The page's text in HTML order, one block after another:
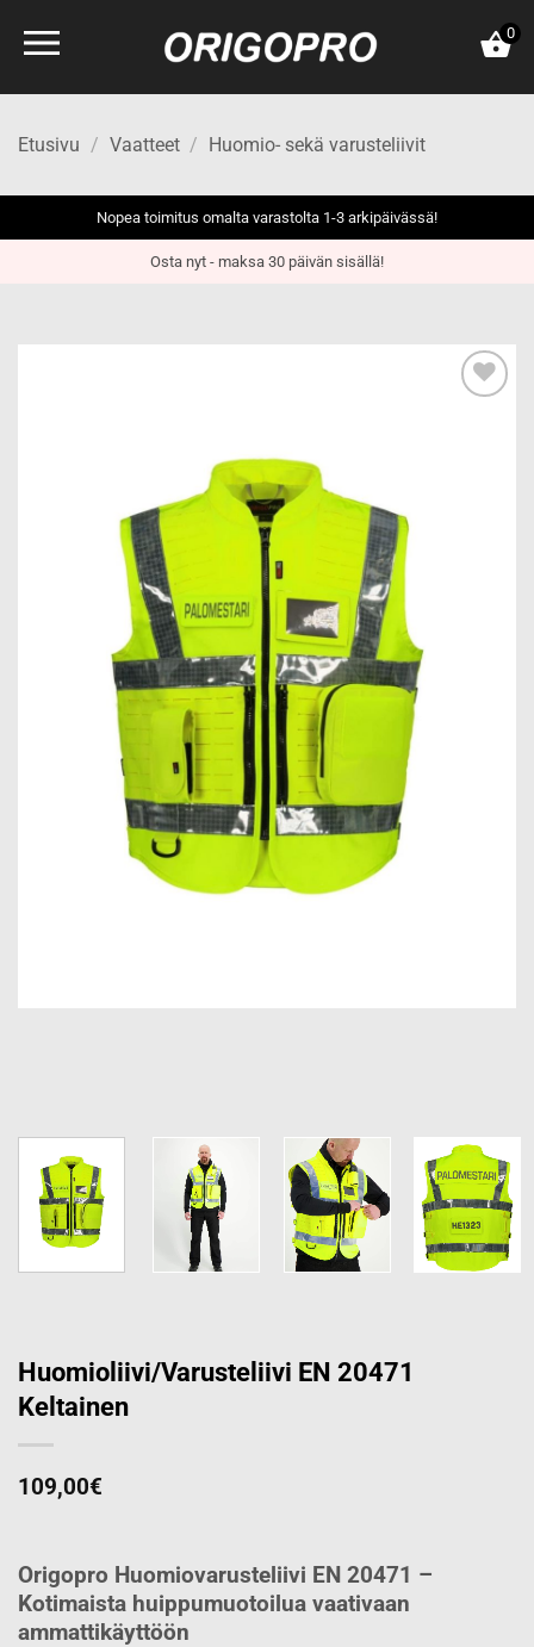
0
Etusivu / Vaatteet / Huomio- sekä varusteliivit
Nopea toimitus omalta varastolta 1-3 arkipäivässä!
Osta nyt - maksa 30 päivän sisällä!
Huomioliivi/Varusteliivi EN 20471
Keltainen
109,00€
Origopro Huomiovarusteliivi EN 20471 –
Kotimaista huippumuotoilua vaativaan
ammattikäyttöön